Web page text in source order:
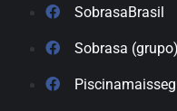
SobrasaBrasil
Sobrasa (grupo)